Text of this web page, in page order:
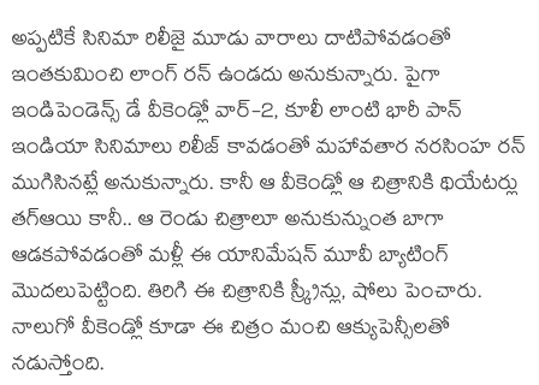
అప్ప‌టికే సినిమా రిలీజై మూడు వారాలు దాటిపోవ‌డంతో
ఇంత‌కుమించి లాంగ్ ర‌న్ ఉండ‌దు అనుకున్నారు. పైగా
ఇండిపెండెన్స్ డే వీకెండ్లో వార్-2, కూలీ లాంటి భారీ పాన్
ఇండియా సినిమాలు రిలీజ్ కావ‌డంతో మ‌హావ‌తార న‌ర‌సింహ ర‌న్
ముగిసిన‌ట్లే అనుకున్నారు. కానీ ఆ వీకెండ్లో ఆ చిత్రానికి థియేట‌ర్లు
త‌గ్ఆయి కానీ.. ఆ రెండు చిత్రాలూ అనుకున్నుంత బాగా
ఆడ‌క‌పోవ‌డంతో మ‌ళ్లీ ఈ యానిమేష‌న్ మూవీ బ్యాటింగ్
మొద‌లుపెట్టింది. తిరిగి ఈ చిత్రానికి స్క్రీన్లు, షోలు పెంచారు.
నాలుగో వీకెండ్లో కూడా ఈ చిత్రం మంచి ఆక్యుపెన్సీల‌తో
న‌డుస్తోంది.